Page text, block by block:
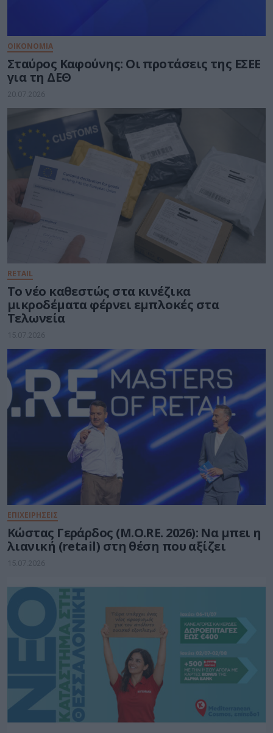
ΟΙΚΟΝΟΜΙΑ
Σταύρος Καφούνης: Οι προτάσεις της ΕΣΕΕ
για τη ΔΕΘ
20.07.2026
RETAIL
Το νέο καθεστώς στα κινέζικα
μικροδέματα φέρνει εμπλοκές στα
Τελωνεία
15.07.2026
ΕΠΙΧΕΙΡΗΣΕΙΣ
Κώστας Γεράρδος (M.O.RE. 2026): Να μπει η
λιανική (retail) στη θέση που αξίζει
15.07.2026